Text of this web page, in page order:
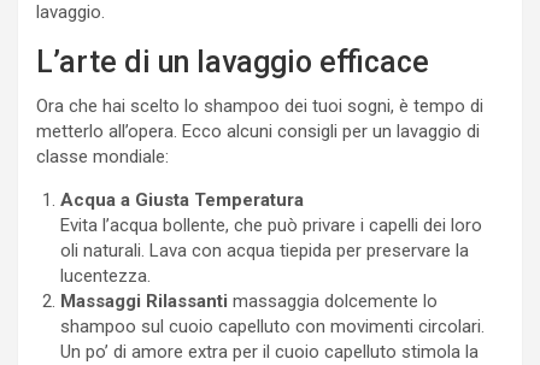
lavaggio.
L’arte di un lavaggio efficace
Ora che hai scelto lo shampoo dei tuoi sogni, è tempo di
metterlo all’opera. Ecco alcuni consigli per un lavaggio di
classe mondiale:
Acqua a Giusta Temperatura
Evita l’acqua bollente, che può privare i capelli dei loro
oli naturali. Lava con acqua tiepida per preservare la
lucentezza.
Massaggi Rilassanti massaggia dolcemente lo
shampoo sul cuoio capelluto con movimenti circolari.
Un po’ di amore extra per il cuoio capelluto stimola la